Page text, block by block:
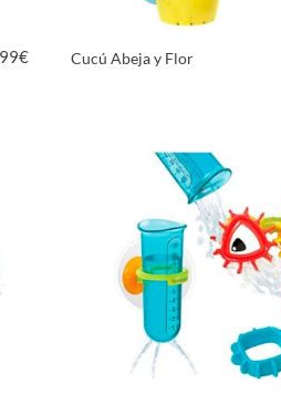
€ Cucú Abeja y Flor